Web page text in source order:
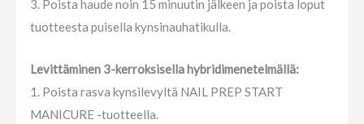
3. Poista haude noin 15 minuutin jälkeen ja poista loput
tuotteesta puisella kynsinauhatikulla.
Levittäminen 3-kerroksisella hybridimenetelmällä:
1. Poista rasva kynsilevyltä NAIL PREP START
MANICURE -tuotteella.